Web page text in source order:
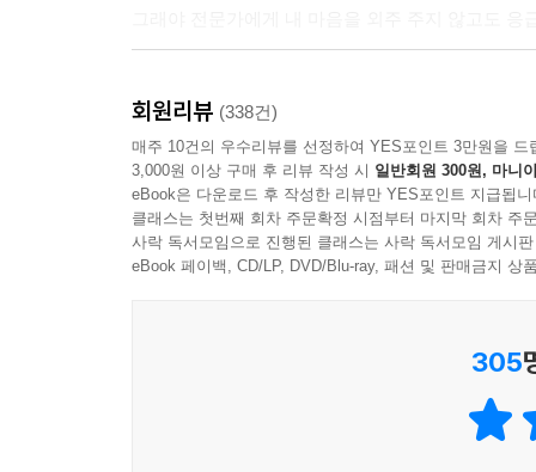
2장에서는 우울증 등 진단이 남발되고 일상이 외
있던 잘못된 생각을 바로잡고 진정으로 도움이
정확성을 높이는 경계 짓기를 제안한다. 5장에서
6장에서는 존재를 살리는 ‘한 사람’이 되기 위하
인간다운 삶을 위해 배워야 할 공감과 경계의 기술
못하면 누구라도 예외 없이 방전되고 아플 수밖
상대에게 무조건 긍정하는 것, 금세 감정이 동화
회원리뷰 (338건)
매주 10건의 우수리뷰를 선정하여 YES포인트 3만원을 드
3,000원 이상 구매 후 리뷰 작성 시 일반회원 300원, 마니
eBook은 다운로드 후 작성한 리뷰만 YES포인트 지급됩니
클래스는 첫번째 회차 주문확정 시점부터 마지막 회차 주
사락 독서모임으로 진행된 클래스는 사락 독서모임 게시
eBook 페이백, CD/LP, DVD/Blu-ray, 패션 및 판매금지 상
305